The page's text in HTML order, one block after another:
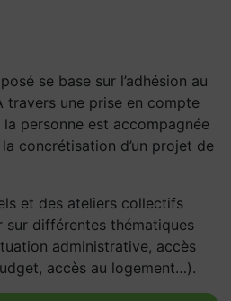
se base sur l’adhésion au
travers une prise en compte
personne est accompagnée
concrétisation d’un projet de
et des ateliers collectifs
différentes thématiques
administrative, accès
accès au logement…).